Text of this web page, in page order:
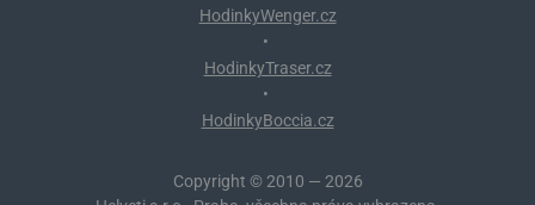
HodinkyWenger.cz
•
HodinkyTraser.cz
•
HodinkyBoccia.cz
Copyright © 2010 — 2026